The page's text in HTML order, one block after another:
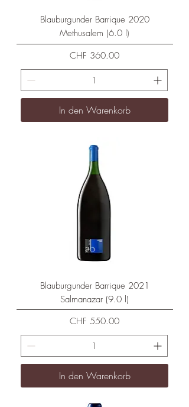
Blauburgunder Barrique 2020
Methusalem (6.0 l)
Preis
CHF 360.00
In den Warenkorb
Blauburgunder Barrique 2021
Salmanazar (9.0 l)
Preis
CHF 550.00
In den Warenkorb